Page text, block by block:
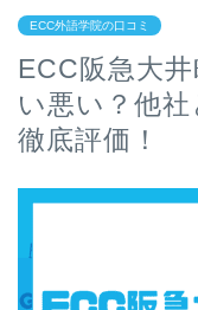
ECC外語学院の口コミ
ECC阪急大
い悪い？他
徹底評価！